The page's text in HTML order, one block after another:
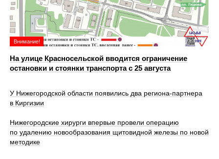
Внимание!
На улице Красносельской вводится ограничение
остановки и стоянки транспорта с 25 августа
У Нижегородской области появились два региона-партнера
в Киргизии
Нижегородские хирурги впервые провели операцию
по удалению новообразования щитовидной железы по новой
методике